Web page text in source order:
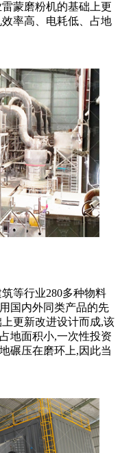
蒙磨粉机的基础上更
率高、电耗低、占地
等行业280多种物料
国内外同类产品的先
更新改进设计而成,该
地面积小,一次性投资
碾压在磨环上,因此当